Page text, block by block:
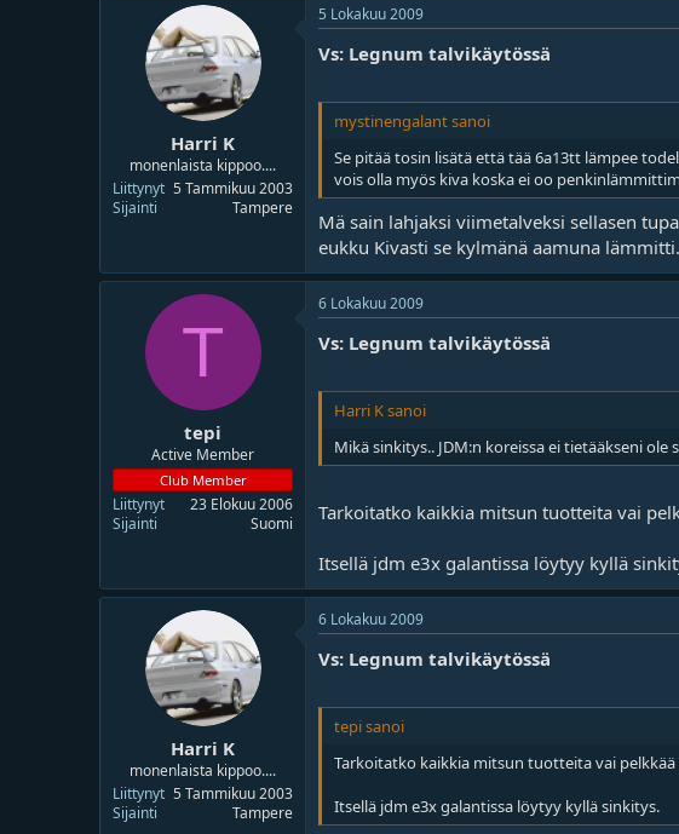
Harri K
monenlaista kippoo....
Liittynyt 5 Tammikuu 2003
Sijainti
Tampere
5 Lokakuu 2009
Vs: Legnum talvikäytössä
mystinengalant sanoi
Se pitää tosin lisätä että tää 6a13tt lämpee
vois olla myös kiva koska ei oo
Mä sain lahjaksi viimetalveksi sellasen
eukku Kivasti se kylmänä aamuna
T
tepi
Active Member
Club Member
Liittynyt
23 Elokuu 2006
Sijainti
Suomi
6 Lokakuu 2009
Vs: Legnum talvikäytössä
Harri K sanoi
Mikä sinkitys.. JDM:n koreissa ei tietääkseni ole
Tarkoitatko kaikkia mitsun tuotteita vai
Itsellä jdm e3x galantissa löytyy kyllä
Harri K
monenlaista kippoo....
Liittynyt 5 Tammikuu 2003
Sijainti
Tampere
6 Lokakuu 2009
Vs: Legnum talvikäytössä
tepi sanoi
Tarkoitatko kaikkia mitsun tuotteita vai pelkkää
Itsellä jdm e3x galantissa löytyy kyllä sinkitys.